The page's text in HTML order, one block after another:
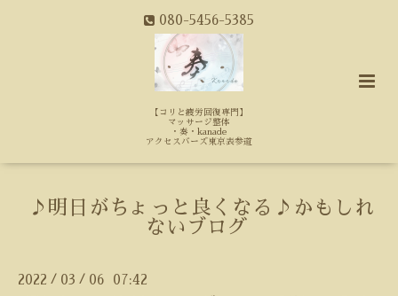
080-5456-5385
【コリと疲労回復専門】
マッサージ整体
・奏・kanade
アクセスバーズ東京表参道
♪明日がちょっと良くなる♪かもしれ
ないブログ
2022 / 03 / 06 07:42